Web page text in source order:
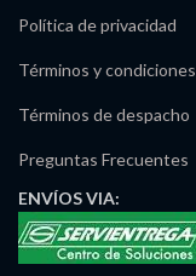
Política de privacidad
Términos y condiciones
Términos de despacho
Preguntas Frecuentes
ENVÍOSVIA: